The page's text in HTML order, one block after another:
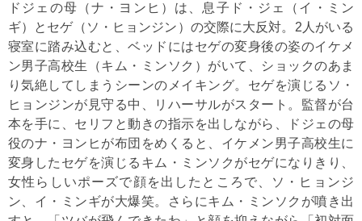
ドジェの母（ナ・ヨンヒ）は、息子ド・ジェ（イ・ミン
ギ）とセゲ（ソ・ヒョンジン）の交際に大反対。2人がいる
寝室に踏み込むと、ベッドにはセゲの変身後の姿のイケメ
ン男子高校生（キム・ミンソク）がいて、ショックのあま
り気絶してしまうシーンのメイキング。セゲを演じるソ・
ヒョンジンが見守る中、リハーサルがスタート。監督が台
本を手に、セリフと動きの指示を出しながら、ドジェの母
役のナ・ヨンヒが布団をめくると、イケメン男子高校生に
変身したセゲを演じるキム・ミンソクがセゲになりきり、
女性らしいポーズで顔を出したところで、ソ・ヒョンジ
ン、イ・ミンギが大爆笑。さらにキム・ミンソクが噴き出